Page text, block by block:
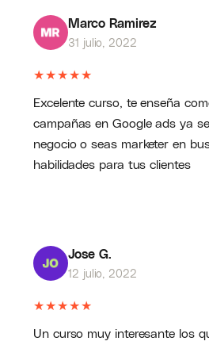
Marco Ramirez
31 julio, 2022
★★★★★
Excelente curso, te enseña
campañas en Google ads ya
negocio o seas marketer en
habilidades para tus clientes
Jose G.
12 julio, 2022
★★★★★
Un curso muy interesante los